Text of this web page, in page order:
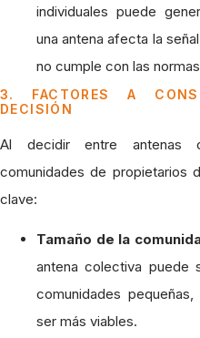
individuales puede
una antena afecta la
no cumple con las
3. FACTORES A
DECISIÓN
Al decidir entre antenas
comunidades de propietarios
clave:
Tamaño de la
antena colectiva puede
comunidades
ser más viables.